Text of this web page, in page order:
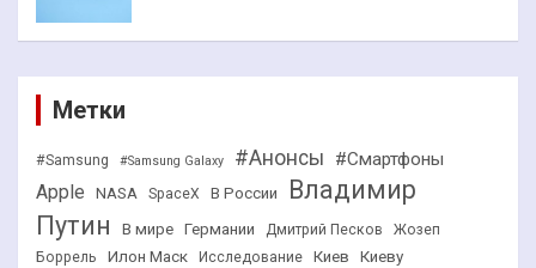
Метки
#Samsung #Samsung Galaxy #Анонсы #Смартфоны
Apple NASA SpaceX В России
Владимир
Путин
В мире Германии Дмитрий Песков
Жозеп
Боррель
Илон Маск Исследование Киев Киеву